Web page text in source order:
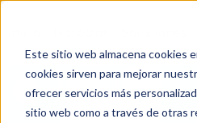
Este sitio web almacena cookies
cookies sirven para mejorar
ofrecer servicios más
sitio web como a través de otras
Volver